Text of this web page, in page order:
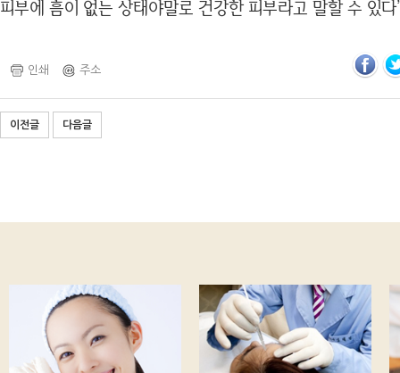
피부에 흠이 없는 상태야말로 건강한 피부라고 말할 수 있
인쇄 주소
이전글 다음글